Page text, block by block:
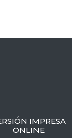
IMPRESA
ONLINE